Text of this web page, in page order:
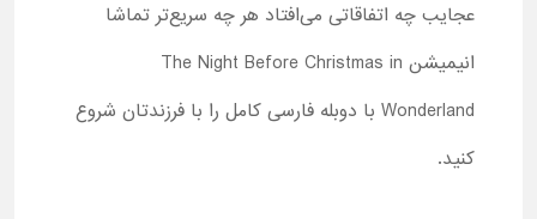
عجایب چه اتفاقاتی می‌افتاد هر چه سریع‌تر تماشا
انیمیشن The Night Before Christmas in
Wonderland با دوبله فارسی کامل را با فرزندتان شروع
کنید.